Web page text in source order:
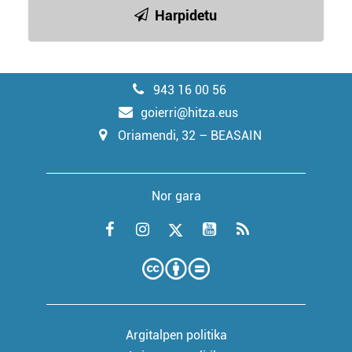
Harpidetu
943 16 00 56
goierri@hitza.eus
Oriamendi, 32 – BEASAIN
Nor gara
Argitalpen politika